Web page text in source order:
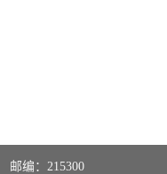
邮编：215300